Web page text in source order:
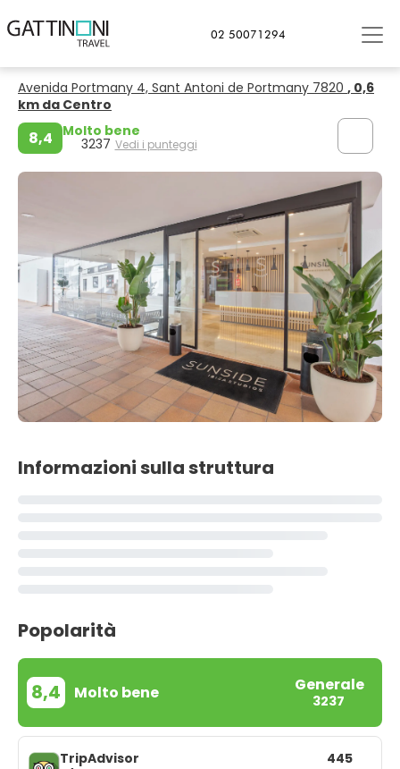
02 50071294
Sant Antoni de Portmany, Ibiza
Sunside Ibiza Studios - Adults Only
Avenida Portmany 4, Sant Antoni de Portmany 7820 , 0,6
km da Centro
8,4 Molto bene
3237 Vedi i punteggi
Informazioni sulla struttura
Popolarità
8,4 Molto bene Generale
3237
TripAdvisor
445